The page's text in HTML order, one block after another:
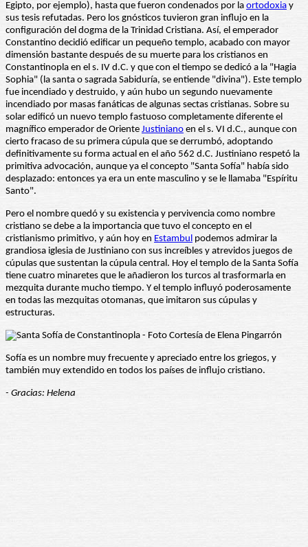
Egipto, por ejemplo), hasta que fueron condenados por la ortodoxia y
sus tesis refutadas. Pero los gnósticos tuvieron gran influjo en la
configuración del dogma de la Trinidad Cristiana. Así, el emperador
Constantino decidió edificar un pequeño templo, acabado con mayor
dimensión bastante después de su muerte para los cristianos en
Constantinopla en el s. IV d.C. y que con el tiempo se dedicó a la "Hagia
Sophia" (la santa o sagrada Sabiduría, se entiende "divina"). Este templo
fue incendiado y destruido, y aún hubo un segundo nuevamente
incendiado por masas fanáticas de algunas sectas cristianas. Sobre su
solar edificó un nuevo templo fastuoso completamente diferente el
magnífico emperador de Oriente Justiniano en el s. VI d.C., aunque con
cierto fracaso de su primera cúpula que se derrumbó, adoptando
definitivamente su forma actual en el año 562 d.C. Justiniano respetó la
primitiva advocación, aunque ya el concepto "Santa Sofía" había sido
desplazado: entonces ya era un ente masculino y se le llamaba "Espíritu
Santo".
Pero el nombre quedó y su existencia y pervivencia como nombre
cristiano se debe a la importancia que tuvo el concepto en el
cristianismo primitivo, y aún hoy en Estambul podemos admirar la
grandiosa iglesia de Justiniano con sus increíbles y atrevidos juegos de
cúpulas que sustentan la cúpula central. Hoy el templo de la Santa Sofía
tiene cuatro minaretes que le añadieron los turcos al trasformarla en
mezquita durante mucho tiempo. Y el templo influyó poderosamente
en todas las mezquitas otomanas, que imitaron sus cúpulas y
estructuras.
Sofía es un nombre muy frecuente y apreciado entre los griegos, y
también muy extendido en todos los países de influjo cristiano.
- Gracias: Helena